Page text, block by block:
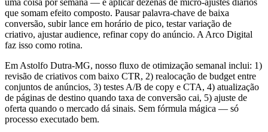
uma coisa por semana — é aplicar dezenas de micro-ajustes diários
que somam efeito composto. Pausar palavra-chave de baixa
conversão, subir lance em horário de pico, testar variação de
criativo, ajustar audience, refinar copy do anúncio. A Arco Digital
faz isso como rotina.
Em Astolfo Dutra-MG, nosso fluxo de otimização semanal inclui: 1)
revisão de criativos com baixo CTR, 2) realocação de budget entre
conjuntos de anúncios, 3) testes A/B de copy e CTA, 4) atualização
de páginas de destino quando taxa de conversão cai, 5) ajuste de
oferta quando o mercado dá sinais. Sem fórmula mágica — só
processo executado bem.